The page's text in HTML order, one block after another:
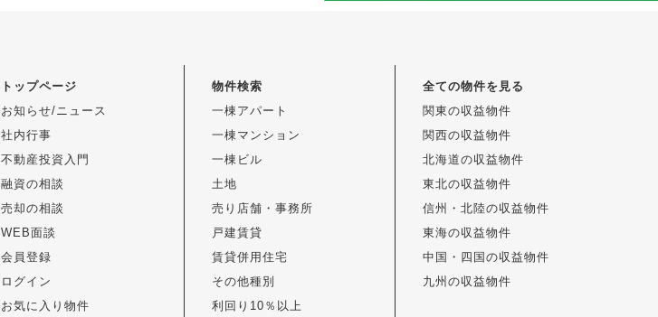
トップページ
お知らせ/ニュース
社内行事
不動産投資入門
融資の相談
売却の相談
WEB面談
会員登録
ログイン
お気に入り物件
物件検索
一棟アパート
一棟マンション
一棟ビル
土地
売り店舗・事務所
戸建賃貸
賃貸併用住宅
その他種別
利回り10％以上
全ての物件を見る
関東の収益物件
関西の収益物件
北海道の収益物件
東北の収益物件
信州・北陸の収益物件
東海の収益物件
中国・四国の収益物件
九州の収益物件